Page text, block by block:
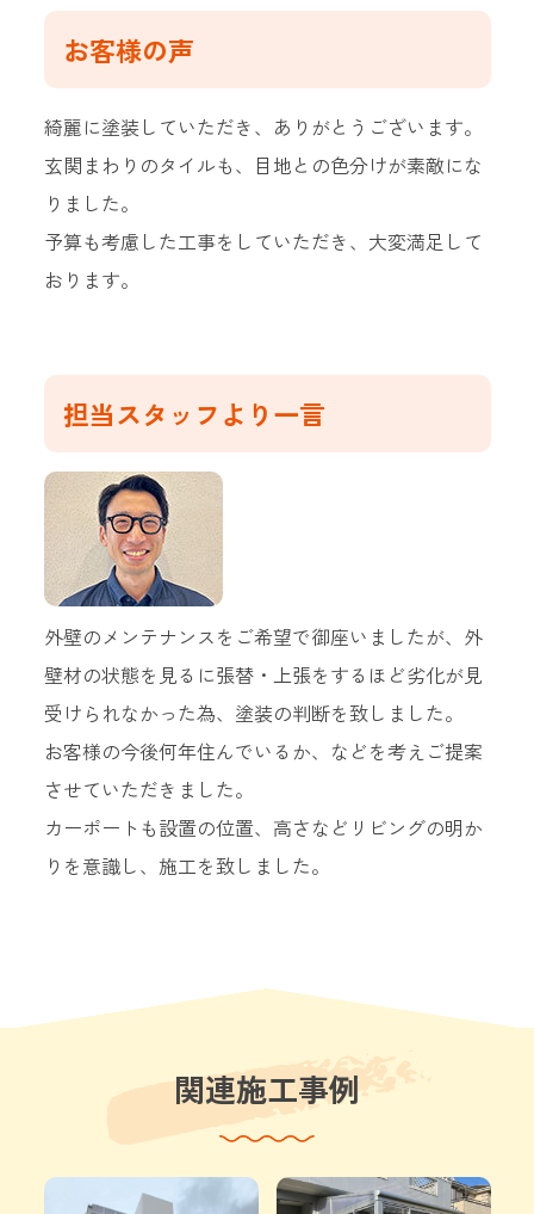
お客様の声
綺麗に塗装していただき、ありがとうございます。
玄関まわりのタイルも、目地との色分けが素敵にな
りました。
予算も考慮した工事をしていただき、大変満足して
おります。
担当スタッフより一言
外壁のメンテナンスをご希望で御座いましたが、外
壁材の状態を見るに張替・上張をするほど劣化が見
受けられなかった為、塗装の判断を致しました。
お客様の今後何年住んでいるか、などを考えご提案
させていただきました。
カーポートも設置の位置、高さなどリビングの明か
りを意識し、施工を致しました。
関連施工事例